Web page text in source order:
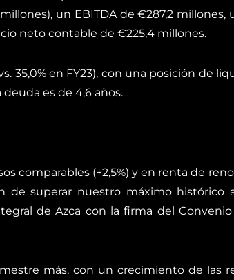
un EBITDA de €287,2
neto contable de €225,4 millones.
35,0% en FY23), con una posición de
es de 4,6 años.
comparables (+2,5%) y en renta de
de superar nuestro máximo histórico
de Azca con la firma del
más, con un crecimiento de las